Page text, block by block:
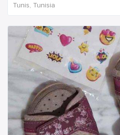
Tunis, Tunisia